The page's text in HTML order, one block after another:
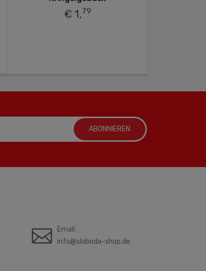
€ 1,79
ABONNIEREN
Email:
info@sloboda-shop.de